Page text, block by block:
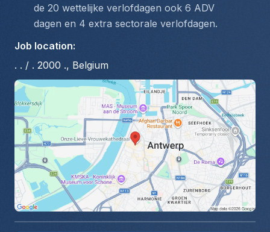
de 20 wettelijke verlofdagen ook 6 ADV
dagen en 4 extra sectorale verlofdagen.
Job location:
. . / . 2000 ., Belgium